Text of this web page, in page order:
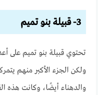
3- قبيلة بنو تميم
تحتوي قبيلة بنو تميم على
ولكن الجزء الأكبر منهم
والدهناء أيضًا، وكانت هذه